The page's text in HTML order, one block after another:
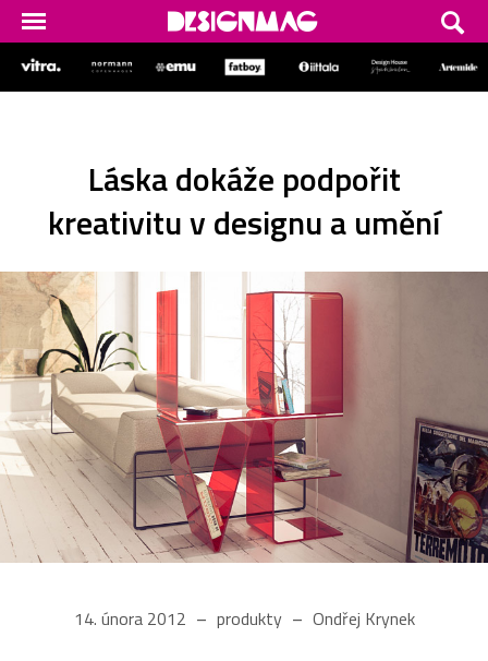
Láska dokáže podpořit
kreativitu v designu a umění
14. února 2012 produkty Ondřej Krynek